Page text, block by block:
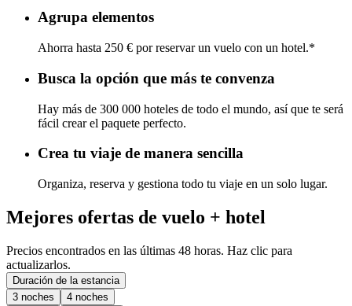
Agrupa elementos
Ahorra hasta 250 € por reservar un vuelo con un hotel.*
Busca la opción que más te convenza
Hay más de 300 000 hoteles de todo el mundo, así que te será
fácil crear el paquete perfecto.
Crea tu viaje de manera sencilla
Organiza, reserva y gestiona todo tu viaje en un solo lugar.
Mejores ofertas de vuelo + hotel
Precios encontrados en las últimas 48 horas. Haz clic para
actualizarlos.
Duración de la estancia
3 noches
4 noches